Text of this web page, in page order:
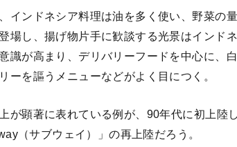
インドネシア料理は油を多く使い、野菜の
場し、揚げ物片手に歓談する光景はインド
識が高まり、デリバリーフードを中心に、
ーを謳うメニューなどがよく目につく。
が顕著に表れている例が、90年代に初上陸
（サブウェイ）」の再上陸だろう。